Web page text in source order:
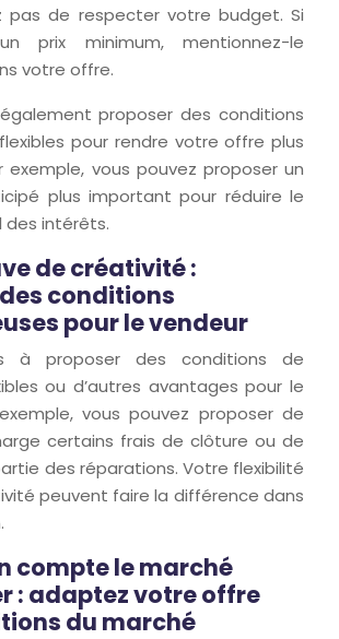
pas de respecter votre budget. Si
prix minimum, mentionnez-le
votre offre.
proposer des conditions
pour rendre votre offre plus
exemple, vous pouvez proposer un
plus important pour réduire le
intérêts.
de créativité :
conditions
pour le vendeur
à proposer des conditions de
ou d’autres avantages pour le
vous pouvez proposer de
certains frais de clôture ou de
des réparations. Votre flexibilité
peuvent faire la différence dans
compte le marché
: adaptez votre offre
du marché